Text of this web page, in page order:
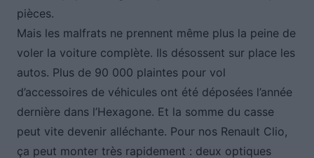
pièces.
Mais les malfrats ne prennent même plus la peine de
voler la voiture complète. Ils désossent sur place les
autos. Plus de 90 000 plaintes pour vol
d’accessoires de véhicules ont été déposées l’année
dernière dans l’Hexagone. Et la somme du casse
peut vite devenir alléchante. Pour nos Renault Clio,
ça peut monter très rapidement : deux optiques